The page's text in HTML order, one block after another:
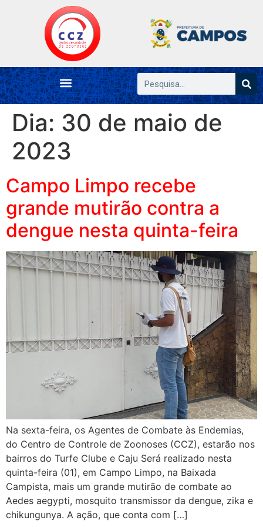
Dia: 30 de maio de
2023
Campo Limpo recebe
grande mutirão contra a
dengue nesta quinta-feira
Na sexta-feira, os Agentes de Combate às Endemias,
do Centro de Controle de Zoonoses (CCZ), estarão nos
bairros do Turfe Clube e Caju Será realizado nesta
quinta-feira (01), em Campo Limpo, na Baixada
Campista, mais um grande mutirão de combate ao
Aedes aegypti, mosquito transmissor da dengue, zika e
chikungunya. A ação, que conta com […]